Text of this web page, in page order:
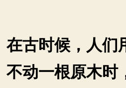
在古时候，人们
不动一根原木时